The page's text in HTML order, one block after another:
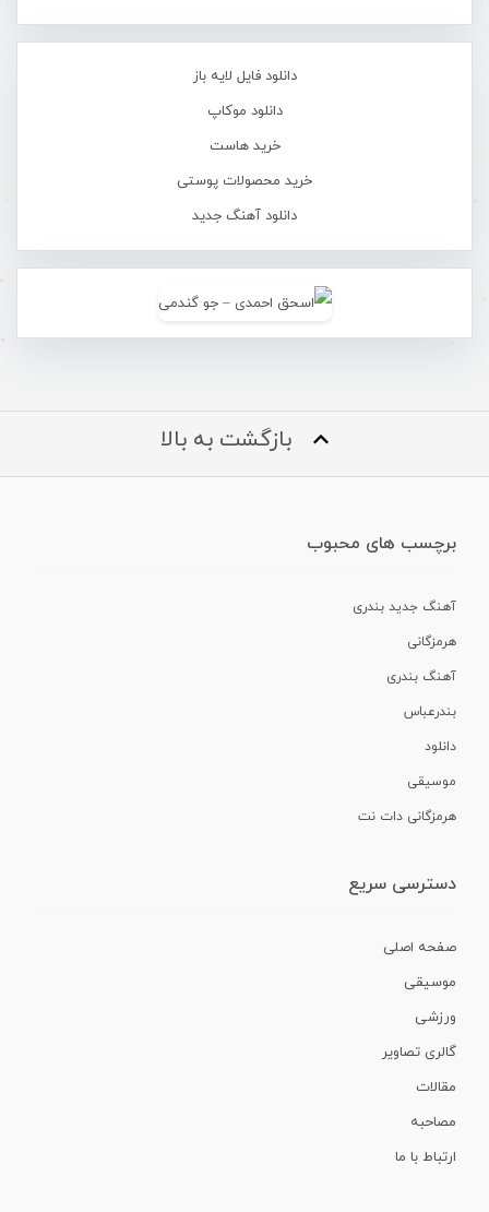
دانلود فایل لایه باز
دانلود موکاپ
خرید هاست
خرید محصولات پوستی
دانلود آهنگ جدید
بازگشت به بالا
برچسب های محبوب
آهنگ جدید بندری
هرمزگانی
آهنگ بندری
بندرعباس
دانلود
موسیقی
هرمزگانی دات نت
دسترسی سریع
صفحه اصلی
موسیقی
ورزشی
گالری تصاویر
مقالات
مصاحبه
ارتباط با ما